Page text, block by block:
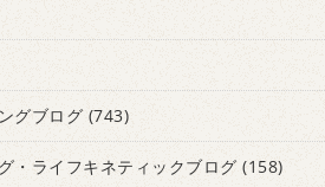
グブログ(743)
・ライフキネティックブログ (158)